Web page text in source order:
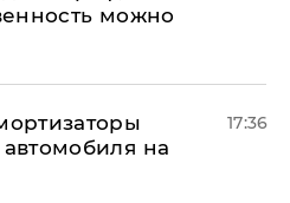
можно
на
17:36